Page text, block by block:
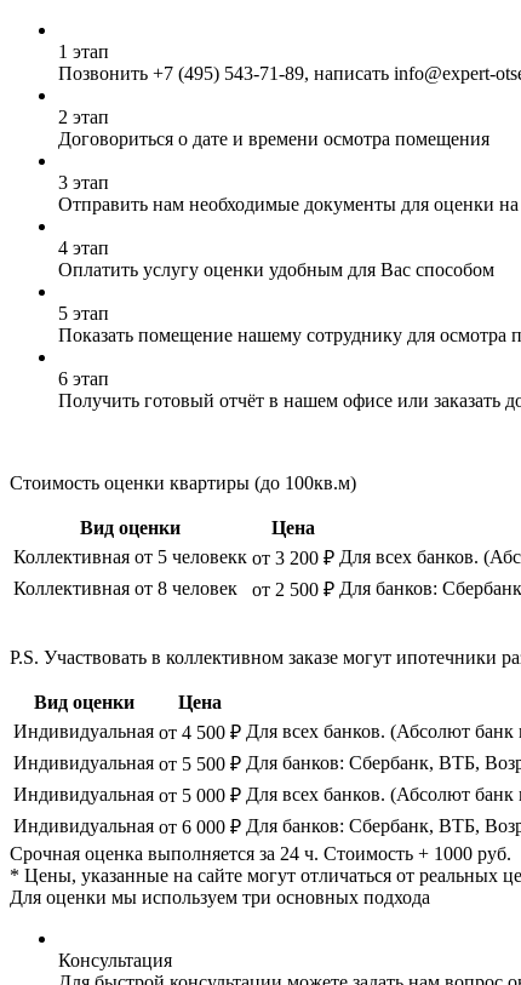
1 этап
Позвонить +7 (495) 543-71-89, написать info@expert-
2 этап
Договориться о дате и времени осмотра помещения
3 этап
Отправить нам необходимые документы для оценки
4 этап
Оплатить услугу оценки удобным для Вас способом
5 этап
Показать помещение нашему сотруднику для осмотра
6 этап
Получить готовый отчёт в нашем офисе или заказать
Стоимость оценки квартиры (до 100кв.м)
Вид оценки Цена
Коллективная от 5 человекк от 3 200 ₽ Для всех банков.
Коллективная от 8 человек
от 2 500 ₽ Для банков:
P.S. Участвовать в коллективном заказе могут
Вид оценки Цена
Индивидуальная от 4 500 ₽ Для всех банков. (Абсолют
Индивидуальная от 5 500 ₽ Для банков: Сбербанк, ВТБ,
Индивидуальная от 5 000 ₽ Для всех банков. (Абсолют
Индивидуальная от 6 000 ₽ Для банков: Сбербанк, ВТБ,
Срочная оценка выполняется за 24 ч. Стоимость + 1000 руб.
* Цены, указанные на сайте могут отличаться от реальных
Для оценки мы используем три основных подхода
Консультация